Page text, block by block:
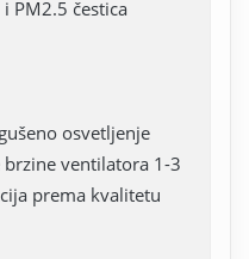
PM2.5 čestica
osvetljenje
brzine ventilatora 1-3
prema kvalitetu